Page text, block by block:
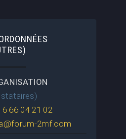
6 66 04 21 02
2mf.com